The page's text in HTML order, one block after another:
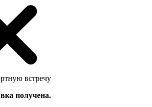
встречу
получена.